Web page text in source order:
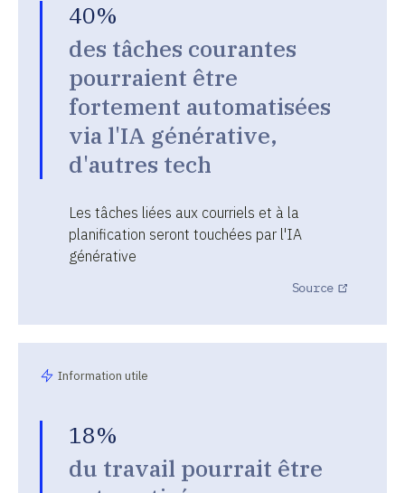
40%
des tâches courantes
pourraient être
fortement automatisées
via l'IA générative,
d'autres tech
Les tâches liées aux courriels et à la
planification seront touchées par l'IA
générative
Source
Information utile
18%
du travail pourrait être